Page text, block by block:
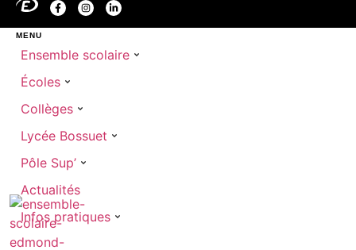
MENU
Ensemble scolaire
Écoles
Collèges
Lycée Bossuet
Pôle Sup’
Actualités
Infos pratiques